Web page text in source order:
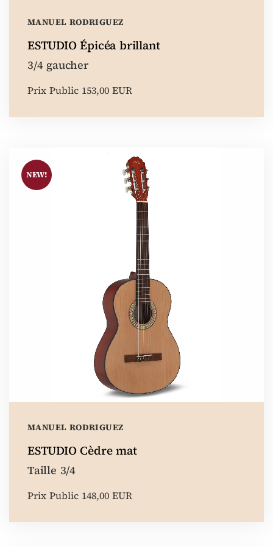
MANUEL RODRIGUEZ
ESTUDIO Épicéa brillant
3/4 gaucher
Prix Public 153,00 EUR
MANUEL RODRIGUEZ
ESTUDIO Cèdre mat
Taille 3/4
Prix Public 148,00 EUR
NEW!